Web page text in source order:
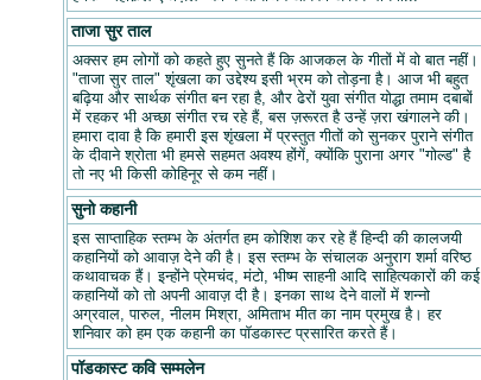
ताजा सुर ताल
अक्सर हम लोगों को कहते हुए सुनते हैं कि आजकल के गीतों में वो बात नहीं।
"ताजा सुर ताल" शृंखला का उद्देश्य इसी भ्रम को तोड़ना है। आज भी बहुत
बढ़िया और सार्थक संगीत बन रहा है, और ढेरों युवा संगीत योद्धा तमाम दबाबों
में रहकर भी अच्छा संगीत रच रहे हैं, बस ज़रूरत है उन्हें ज़रा खंगालने की।
हमारा दावा है कि हमारी इस शृंखला में प्रस्तुत गीतों को सुनकर पुराने संगीत
के दीवाने श्रोता भी हमसे सहमत अवश्य होंगें, क्योंकि पुराना अगर "गोल्ड" है
तो नए भी किसी कोहिनूर से कम नहीं।
सुनो कहानी
इस साप्ताहिक स्तम्भ के अंतर्गत हम कोशिश कर रहे हैं हिन्दी की कालजयी
कहानियों को आवाज़ देने की है। इस स्तम्भ के संचालक अनुराग शर्मा वरिष्ठ
कथावाचक हैं। इन्होंने प्रेमचंद, मंटो, भीष्म साहनी आदि साहित्यकारों की कई
कहानियों को तो अपनी आवाज़ दी है। इनका साथ देने वालों में शन्नो
अग्रवाल, पारुल, नीलम मिश्रा, अमिताभ मीत का नाम प्रमुख है। हर
शनिवार को हम एक कहानी का पॉडकास्ट प्रसारित करते हैं।
पॉडकास्ट कवि सम्मलेन